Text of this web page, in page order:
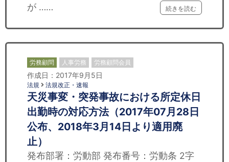
が ……
続きを読む
労務顧問 人事労務 労務顧問会員
作成日：2017年9月5日
法規 法規改正・速報
天災事変・突発事故における所定休日
出勤時の対応方法（2017年07月28日
公布、2018年3月14日より適用廃
止）
発布部署：労動部 発布番号：労動条 2字